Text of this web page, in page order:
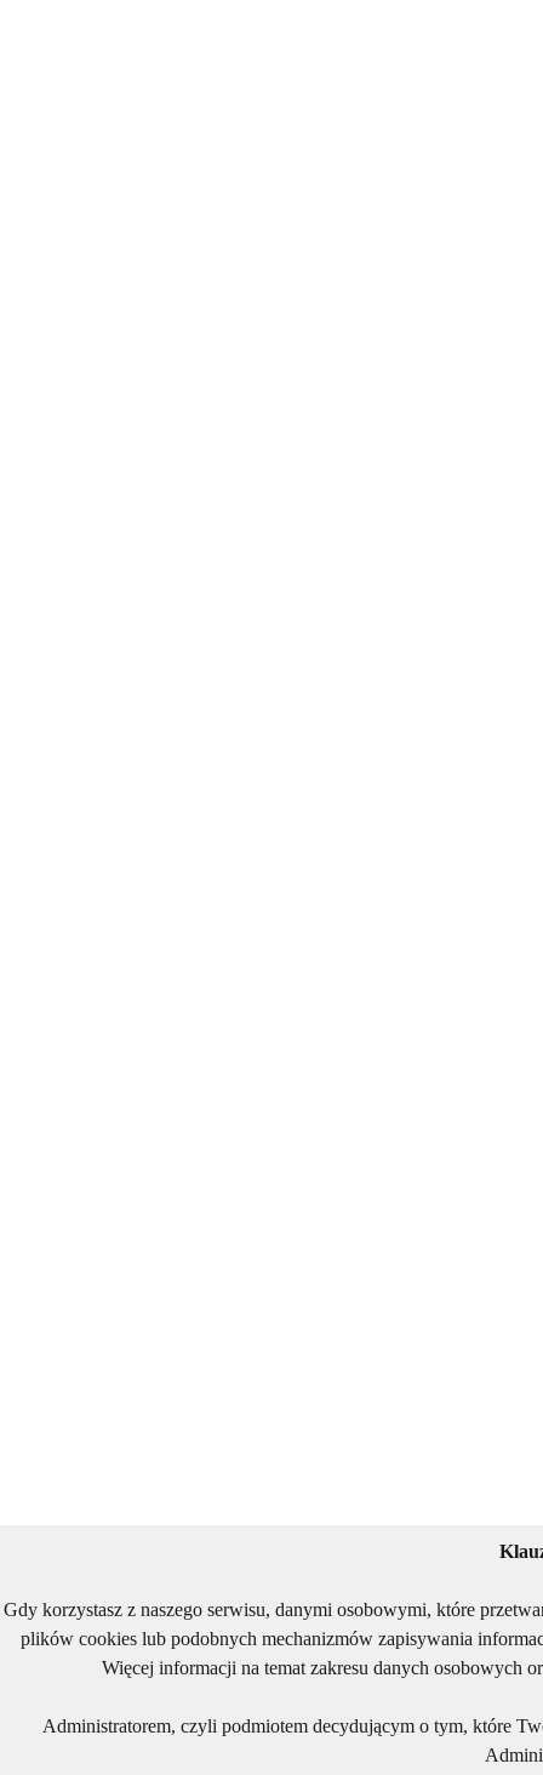
Gdy korzystasz z naszego serwisu, danymi osobowymi, które
plików cookies lub podobnych mechanizmów zapisywania
Więcej informacji na temat zakresu danych osobowych
Administratorem, czyli podmiotem decydującym o tym, które